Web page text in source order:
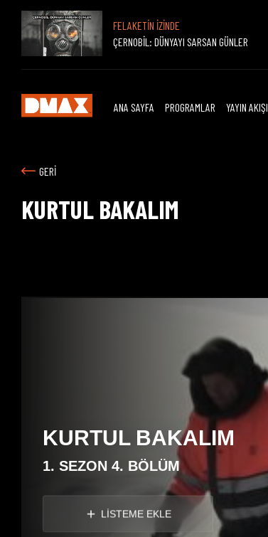
FELAKETİN İZİNDE
ÇERNOBİL: DÜNYAYI SARSAN GÜNLER
ANA SAYFA PROGRAMLAR YAYIN AKIŞI
GERİ
KURTUL BAKALIM
KURTUL BAKALIM
1. SEZON 4. BÖLÜM
LİSTEME EKLE